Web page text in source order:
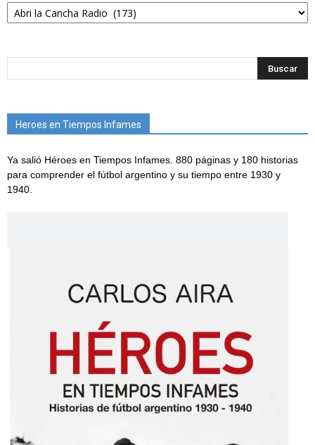
Heroes en Tiempos Infames
Ya salió Héroes en Tiempos Infames. 880 páginas y 180 historias
para comprender el fútbol argentino y su tiempo entre 1930 y
1940.